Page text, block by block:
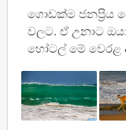
ගොඩක්ම ජනප්‍රිය
වලට. ඒ උනාට
හෝටල් මේ වෙරළ